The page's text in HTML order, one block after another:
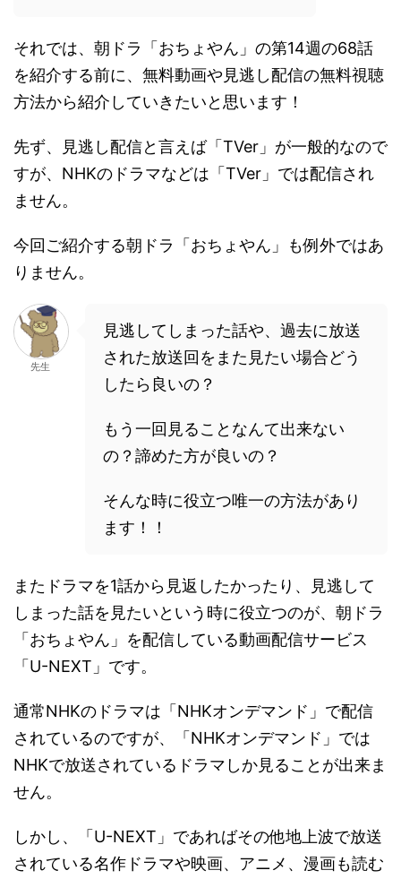
それでは、朝ドラ「おちょやん」の第14週の68話
を紹介する前に、無料動画や見逃し配信の無料視聴
方法から紹介していきたいと思います！
先ず、見逃し配信と言えば「TVer」が一般的なので
すが、NHKのドラマなどは「TVer」では配信され
ません。
今回ご紹介する朝ドラ「おちょやん」も例外ではあ
りません。
先生
見逃してしまった話や、過去に放送
された放送回をまた見たい場合どう
したら良いの？
もう一回見ることなんて出来ない
の？諦めた方が良いの？
そんな時に役立つ唯一の方法があり
ます！！
またドラマを1話から見返したかったり、見逃して
しまった話を見たいという時に役立つのが、朝ドラ
「おちょやん」を配信している動画配信サービス
「U-NEXT」です。
通常NHKのドラマは「NHKオンデマンド」で配信
されているのですが、「NHKオンデマンド」では
NHKで放送されているドラマしか見ることが出来ま
せん。
しかし、「U-NEXT」であればその他地上波で放送
されている名作ドラマや映画、アニメ、漫画も読む